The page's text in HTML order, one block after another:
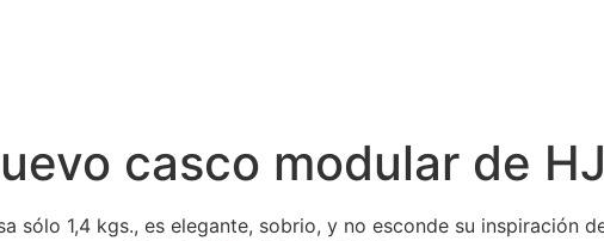
casco modular de
sólo 1,4 kgs., es elegante, sobrio, y no esconde su inspiración